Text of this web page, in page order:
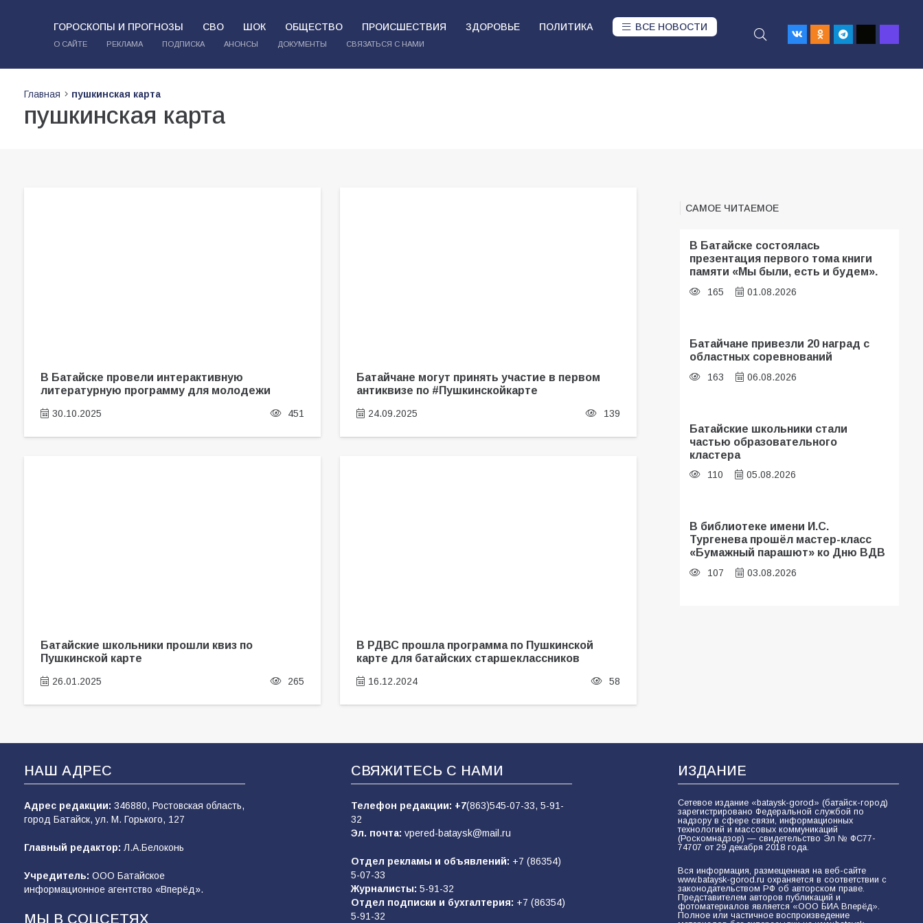
ГОРОСКОПЫ И ПРОГНОЗЫ СВО ШОК ОБЩЕСТВО ПРОИСШЕСТВИЯ ЗДОРОВЬЕ ПОЛИТИКА ВСЕ НОВОСТИ
О САЙТЕ РЕКЛАМА ПОДПИСКА АНОНСЫ ДОКУМЕНТЫ СВЯЗАТЬСЯ С НАМИ
Главная пушкинская карта
пушкинская карта
В Батайске провели интерактивную
литературную программу для молодежи
30.10.2025 451
Батайчане могут принять участие в первом
антиквизе по #Пушкинскойкарте
24.09.2025 139
Батайские школьники прошли квиз по
Пушкинской карте
26.01.2025 265
В РДВС прошла программа по Пушкинской
карте для батайских старшеклассников
16.12.2024 58
САМОЕ ЧИТАЕМОЕ
В Батайске состоялась
презентация первого тома книги
памяти «Мы были, есть и будем».
165 01.08.2026
Батайчане привезли 20 наград с
областных соревнований
163 06.08.2026
Батайские школьники стали
частью образовательного
кластера
110 05.08.2026
В библиотеке имени И.С.
Тургенева прошёл мастер-класс
«Бумажный парашют» ко Дню ВДВ
107 03.08.2026
Будет ли мобилизация в России в
2026 году после выборов: в
Госдуме дали ответ
99 06.08.2026
«Слухами Москву не возьмёшь»:
почему заявления Киева о
НАШ АДРЕС
Адрес редакции: 346880, Ростовская область,
город Батайск, ул. М. Горького, 127
Главный редактор: Л.А.Белоконь
Учредитель: ООО Батайское
информационное агентство «Вперёд».
МЫ В СОЦСЕТЯХ
СВЯЖИТЕСЬ С НАМИ
Телефон редакции: +7(863)545-07-33, 5-91-
32
Эл. почта: vpered-bataysk@mail.ru
Отдел рекламы и объявлений: +7 (86354)
5-07-33
Журналисты: 5-91-32
Отдел подписки и бухгалтерия: +7 (86354)
5-91-32
ИЗДАНИЕ
Сетевое издание «bataysk-gorod» (батайск-город)
зарегистрировано Федеральной службой по
надзору в сфере связи, информационных
технологий и массовых коммуникаций
(Роскомнадзор) — свидетельство Эл № ФС77-
74707 от 29 декабря 2018 года.
Вся информация, размещенная на веб-сайте
www.bataysk-gorod.ru охраняется в соответствии с
законодательством РФ об авторском праве.
Представителем авторов публикаций и
фотоматериалов является «ООО БИА Вперёд».
Полное или частичное воспроизведение